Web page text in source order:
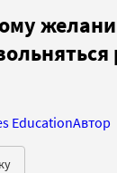
EducationАвтор